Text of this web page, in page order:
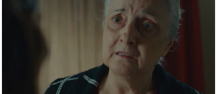
Madrid
07 de diciembre de 2020, 21:01